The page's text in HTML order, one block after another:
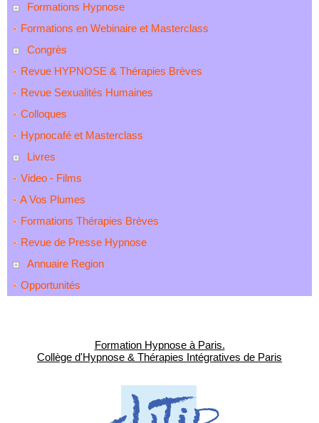
Formations Hypnose
Formations en Webinaire et Masterclass
Congrès
Revue HYPNOSE & Thérapies Brèves
Revue Sexualités Humaines
Colloques
Hypnocafé et Masterclass
Livres
Video - Films
A Vos Plumes
Formations Thérapies Brèves
Revue de Presse Hypnose
Annuaire Region
Opportunités
Formation Hypnose à Paris.
Collège d'Hypnose & Thérapies Intégratives de Paris